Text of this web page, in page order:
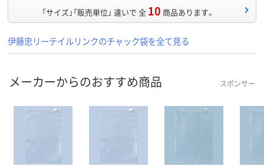
「サイズ」「販売単位」 違いで 全 10 商品あります。
伊藤忠リーテイルリンクのチャック袋を全て見る
メーカーからのおすすめ商品 スポンサー